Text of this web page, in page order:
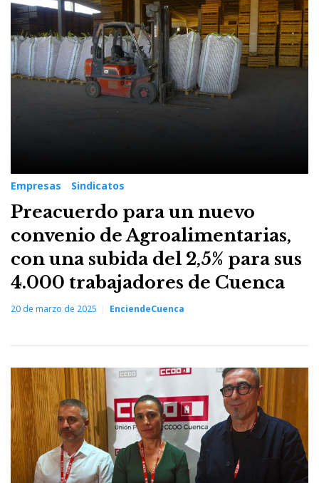
Empresas Sindicatos
Preacuerdo para un nuevo
convenio de Agroalimentarias,
con una subida del 2,5% para sus
4.000 trabajadores de Cuenca
20 de marzo de 2025 EnciendeCuenca